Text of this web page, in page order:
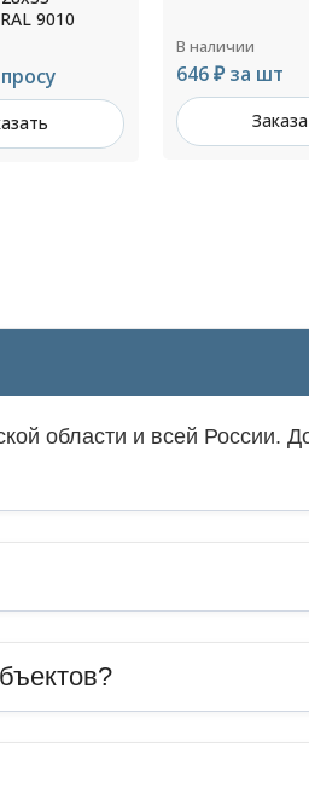
В наличии
824 ₽ за шт
области и всей России.